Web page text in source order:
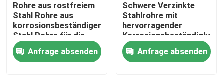
Werksbesichtigung
Qualitätskontrolle
Rohre aus rostfreiem
Stahl Rohre aus
korrosionsbeständigem
Stahl Rohre für die
chemische
Verarbeitung und
industrielle Anlagen
Anfrage absenden
Schwere Verzinkte
Stahlrohre mit
hervorragender
Korrosionsbeständigkeit
und mechanischer
Festigkeit für
Industrieprojekte
Anfrage absenden